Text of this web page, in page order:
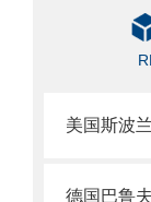
德国巴鲁